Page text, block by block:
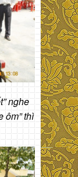
nghe
ôm” thì